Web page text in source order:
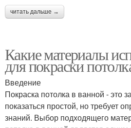
читать дальше →
Какие материалы
для покраски
Введение
Покраска потолка в ванной - это
показаться простой, но требует
знаний. Выбор подходящего